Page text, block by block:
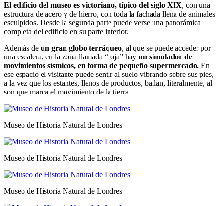
El edificio del museo es victoriano, típico del siglo XIX, con una
estructura de acero y de hierro, con toda la fachada llena de animales
esculpidos. Desde la segunda parte puede verse una panorámica
completa del edificio en su parte interior.
Además de un gran globo terráqueo, al que se puede acceder por
una escalera, en la zona llamada “roja” hay un simulador de
movimientos sísmicos, en forma de pequeño supermercado. En
ese espacio el visitante puede sentir al suelo vibrando sobre sus pies,
a la vez que los estantes, llenos de productos, bailan, literalmente, al
son que marca el movimiento de la tierra
Museo de Historia Natural de Londres
Museo de Historia Natural de Londres
Museo de Historia Natural de Londres